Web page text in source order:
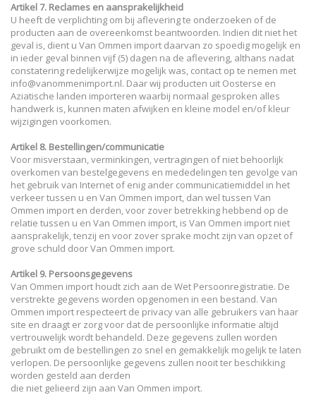
Artikel 7. Reclames en aansprakelijkheid
U heeft de verplichting om bij aflevering te onderzoeken of de
producten aan de overeenkomst beantwoorden. Indien dit niet het
geval is, dient u Van Ommen import daarvan zo spoedig mogelijk en
in ieder geval binnen vijf (5) dagen na de aflevering, althans nadat
constatering redelijkerwijze mogelijk was, contact op te nemen met
info@vanommenimport.nl. Daar wij producten uit Oosterse en
Aziatische landen importeren waarbij normaal gesproken alles
handwerk is, kunnen maten afwijken en kleine model en/of kleur
wijzigingen voorkomen.
Artikel 8. Bestellingen/communicatie
Voor misverstaan, verminkingen, vertragingen of niet behoorlijk
overkomen van bestelgegevens en mededelingen ten gevolge van
het gebruik van Internet of enig ander communicatiemiddel in het
verkeer tussen u en Van Ommen import, dan wel tussen Van
Ommen import en derden, voor zover betrekking hebbend op de
relatie tussen u en Van Ommen import, is Van Ommen import niet
aansprakelijk, tenzij en voor zover sprake mocht zijn van opzet of
grove schuld door Van Ommen import.
Artikel 9. Persoonsgegevens
Van Ommen import houdt zich aan de Wet Persoonregistratie. De
verstrekte gegevens worden opgenomen in een bestand. Van
Ommen import respecteert de privacy van alle gebruikers van haar
site en draagt er zorg voor dat de persoonlijke informatie altijd
vertrouwelijk wordt behandeld. Deze gegevens zullen worden
gebruikt om de bestellingen zo snel en gemakkelijk mogelijk te laten
verlopen. De persoonlijke gegevens zullen nooit ter beschikking
worden gesteld aan derden
die niet gelieerd zijn aan Van Ommen import.